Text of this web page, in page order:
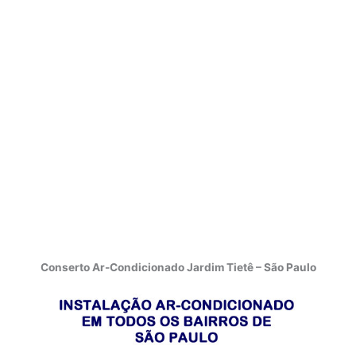
Conserto Ar-Condicionado Jardim Tietê – São Paulo